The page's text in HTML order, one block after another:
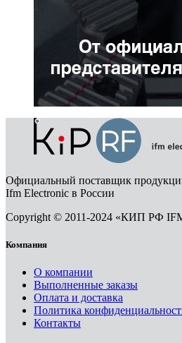
Официальный поставщик
Ifm Electronic в России
Copyright © 2011-2024 «КИП РФ
Компания
О компании
Выполненные заказы
Оплата и доставка
Политика
Контакты